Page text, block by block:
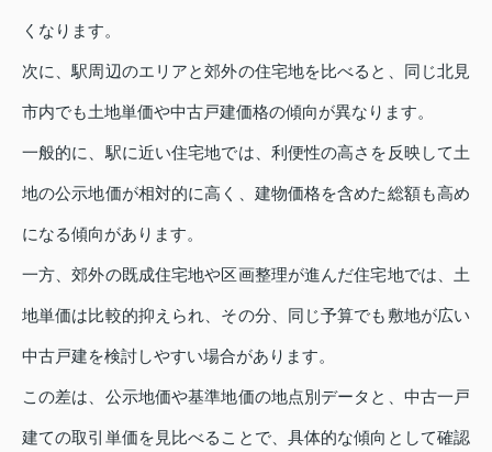
くなります。
次に、駅周辺のエリアと郊外の住宅地を比べると、同じ北見
市内でも土地単価や中古戸建価格の傾向が異なります。
一般的に、駅に近い住宅地では、利便性の高さを反映して土
地の公示地価が相対的に高く、建物価格を含めた総額も高め
になる傾向があります。
一方、郊外の既成住宅地や区画整理が進んだ住宅地では、土
地単価は比較的抑えられ、その分、同じ予算でも敷地が広い
中古戸建を検討しやすい場合があります。
この差は、公示地価や基準地価の地点別データと、中古一戸
建ての取引単価を見比べることで、具体的な傾向として確認